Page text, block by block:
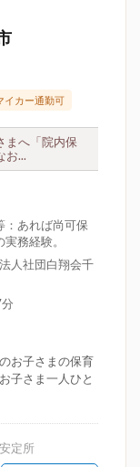
イカー通勤可
まへ「院内保
お...
：あれば尚可保
務経験。
人社団白翔会千
お子さまの保育
子さま一人ひと
定所